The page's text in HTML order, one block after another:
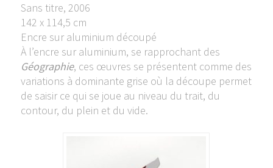
Sans titre, 2006
142 x 114,5 cm
Encre sur aluminium découpé
À l’encre sur aluminium, se rapprochant des
Géographie, ces œuvres se présentent comme des
variations à dominante grise où la découpe permet
de saisir ce qui se joue au niveau du trait, du
contour, du plein et du vide.